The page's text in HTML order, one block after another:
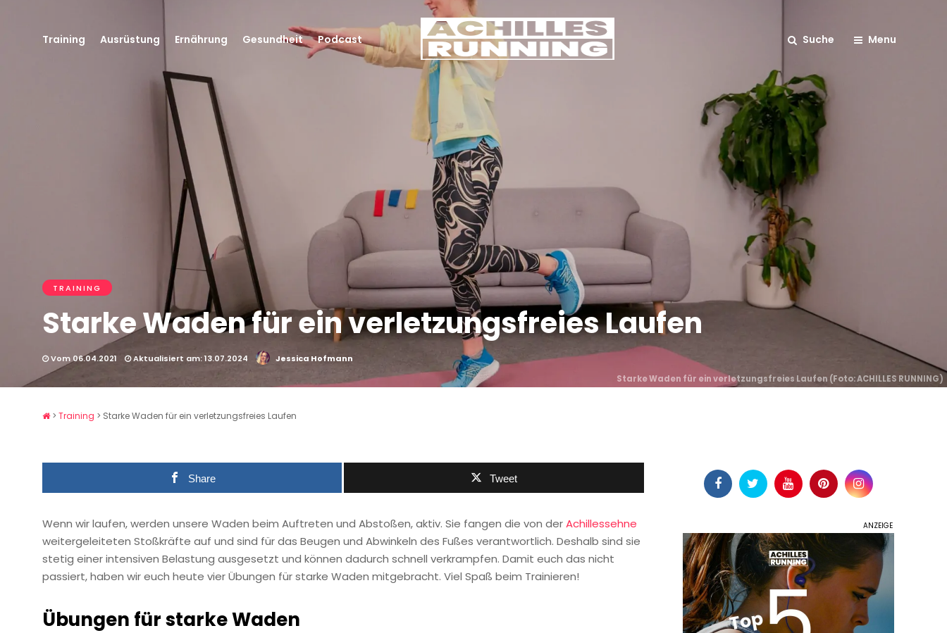
Training Ausrüstung Ernährung Gesundheit Podcast Suche Menu
TRAINING
Starke Waden für ein verletzungsfreies Laufen
Vom 06.04.2021 Aktualisiert am: 13.07.2024
Jessica Hofmann
Starke Waden für ein verletzungsfreies Laufen (Foto: ACHILLES RUNNING)
> Training > Starke Waden für ein verletzungsfreies Laufen
Share Tweet
Wenn wir laufen, werden unsere Waden beim Auftreten und Abstoßen, aktiv. Sie fangen die von derAchillessehne
weitergeleiteten Stoßkräfte auf und sind für das Beugen und Abwinkeln des Fußes verantwortlich. Deshalb sind sie
stetig einer intensiven Belastung ausgesetzt und können dadurch schnell verkrampfen. Damit euch das nicht
passiert, haben wir euch heute vier Übungen für starke Waden mitgebracht. Viel Spaß beim Trainieren!
Übungen für starke Waden